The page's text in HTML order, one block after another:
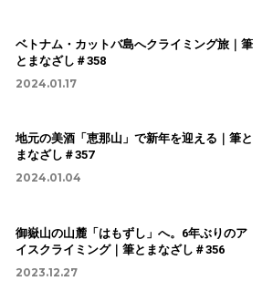
ベトナム・カットバ島へクライミング旅｜筆
とまなざし＃358
2024.01.17
地元の美酒「恵那山」で新年を迎える｜筆と
まなざし＃357
2024.01.04
御嶽山の山麓「はもずし」へ。6年ぶりのア
イスクライミング｜筆とまなざし＃356
2023.12.27